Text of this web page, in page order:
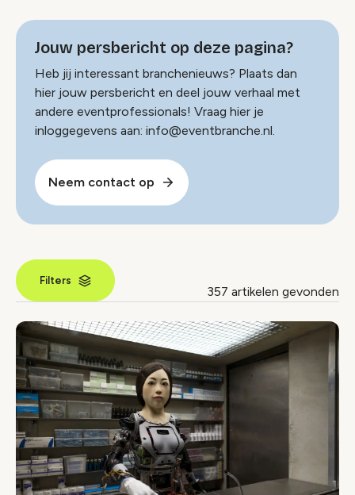
Jouw persbericht op deze pagina?
Heb jij interessant branchenieuws? Plaats dan
hier jouw persbericht en deel jouw verhaal met
andere eventprofessionals! Vraag hier je
inloggegevens aan: info@eventbranche.nl.
Neem contact op
Filters
357 artikelen gevonden
Nieuws index